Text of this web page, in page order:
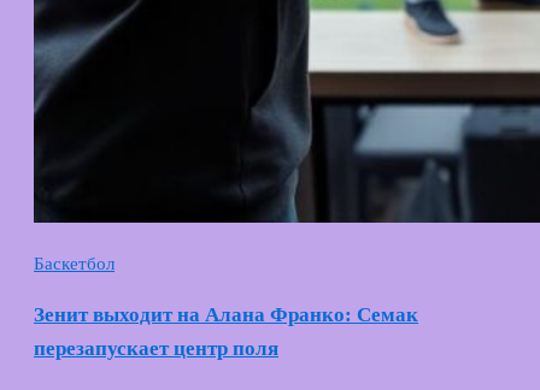
Баскетбол
Зенит выходит на Алана Франко: Семак
перезапускает центр поля